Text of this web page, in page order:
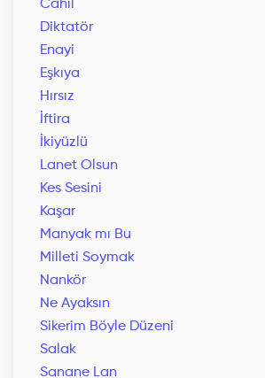
Cahil
Diktatör
Enayi
Eşkıya
Hırsız
İftira
İkiyüzlü
Lanet Olsun
Kes Sesini
Kaşar
Manyak mı Bu
Milleti Soymak
Nankör
Ne Ayaksın
Sikerim Böyle Düzeni
Salak
Sanane Lan